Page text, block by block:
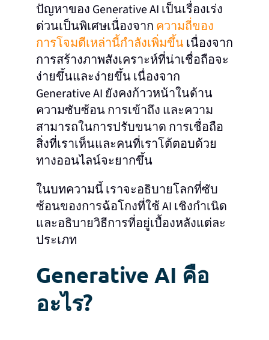
ปัญหาของ Generative AI เป็นเรื่องเร่ง
ด่วนเป็นพิเศษเนื่องจาก ความถี่ของ
การโจมตีเหล่านี้กําลังเพิ่มขึ้นเนื่องจาก
การสร้างภาพสังเคราะห์ที่น่าเชื่อถือจะ
ง่ายขึ้นและง่ายขึ้น เนื่องจาก
Generative AI ยังคงก้าวหน้าในด้าน
ความซับซ้อน การเข้าถึง และความ
สามารถในการปรับขนาด การเชื่อถือ
สิ่งที่เราเห็นและคนที่เราโต้ตอบด้วย
ทางออนไลน์จะยากขึ้น
ในบทความนี้ เราจะอธิบายโลกที่ซับ
ซ้อนของการฉ้อโกงที่ใช้ AI เชิงกําเนิด
และอธิบายวิธีการที่อยู่เบื้องหลังแต่ละ
ประเภท
Generative AI คือ
อะไร?